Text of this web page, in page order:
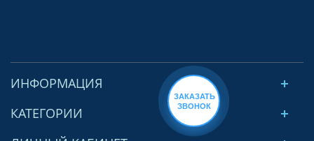
ИНФОРМАЦИЯ
КАТЕГОРИИ
ЗАКАЗАТЬ
ЗВОНОК